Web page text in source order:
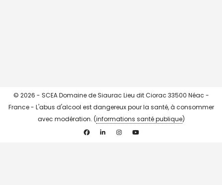
© 2026 - SCEA Domaine de Siaurac Lieu dit Ciorac 33500 Néac -
France - L'abus d'alcool est dangereux pour la santé, à consommer
avec modération. (informations santé publique)
FacebookLinkedin InstagramYouTube